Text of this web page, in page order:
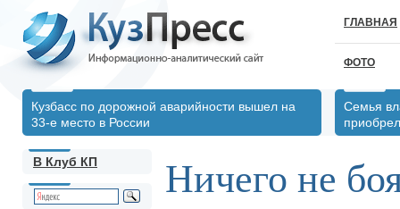
ГЛАВНАЯ
ФОТО
Кузбасс по дорожной аварийности вышел на
33-е место в России
Семья
В Клуб КП Ничего не